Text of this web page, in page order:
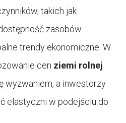
takich jak
zasobów
trendy ekonomiczne. W
cen ziemi rolnej
wyzwaniem, a inwestorzy
elastyczni w podejściu do